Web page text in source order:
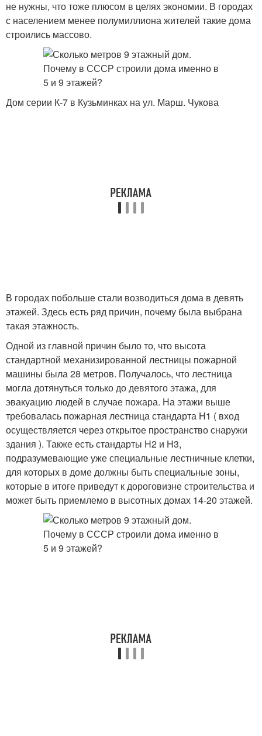
не нужны, что тоже плюсом в целях экономии. В городах
с населением менее полумиллиона жителей такие дома
строились массово.
Дом серии К-7 в Кузьминках на ул. Марш. Чукова
В городах побольше стали возводиться дома в девять
этажей. Здесь есть ряд причин, почему была выбрана
такая этажность.
Одной из главной причин было то, что высота
стандартной механизированной лестницы пожарной
машины была 28 метров. Получалось, что лестница
могла дотянуться только до девятого этажа, для
эвакуацию людей в случае пожара. На этажи выше
требовалась пожарная лестница стандарта H1 ( вход
осуществляется через открытое пространство снаружи
здания ). Также есть стандарты H2 и H3,
подразумевающие уже специальные лестничные клетки,
для которых в доме должны быть специальные зоны,
которые в итоге приведут к дороговизне строительства и
может быть приемлемо в высотных домах 14-20 этажей.